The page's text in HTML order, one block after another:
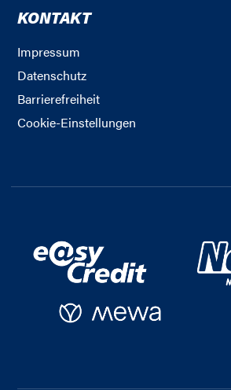
KONTAKT
Impressum
Datenschutz
Barrierefreiheit
Cookie-Einstellungen